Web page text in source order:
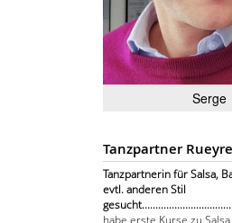
Serge
Tanzpartner
Tanzpartnerin für Salsa,
evtl. anderen Stil